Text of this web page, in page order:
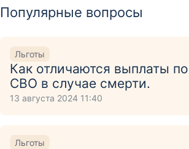
Популярные вопросы
Льготы
Как отличаются выплаты
СВО в случае смерти.
13 августа 2024 11:40
Льготы